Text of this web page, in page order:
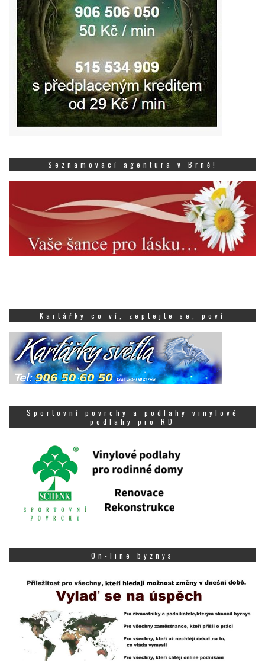
Seznamovací agentura v Brně!
Kartářky co ví, zeptejte se, poví
Sportovní povrchy a podlahy vinylové
podlahy pro RD
On-line byznys